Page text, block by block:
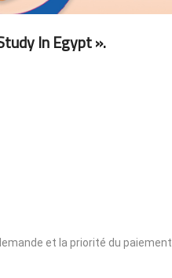
In Egypt ».
et la priorité du paiement.